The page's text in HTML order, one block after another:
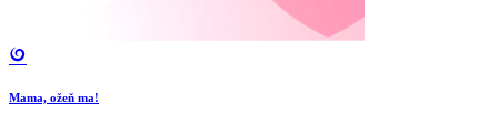
Mama, ožeň ma!